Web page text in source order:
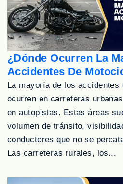
¿Dónde Ocurren La
Accidentes De
La mayoría de los accidentes
ocurren en carreteras
en autopistas. Estas áreas
volumen de tránsito,
conductores que no se
Las carreteras rurales, los...